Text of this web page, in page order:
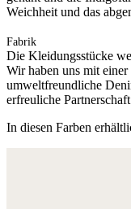
Weichheit und das
Fabrik
Die Kleidungsstücke
Wir haben uns mit
umweltfreundliche
erfreuliche
In diesen Farben